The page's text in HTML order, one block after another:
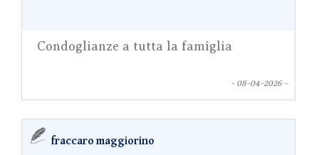
Condoglianze a tutta la famiglia
- 08-04-2026 -
fraccaro maggiorino